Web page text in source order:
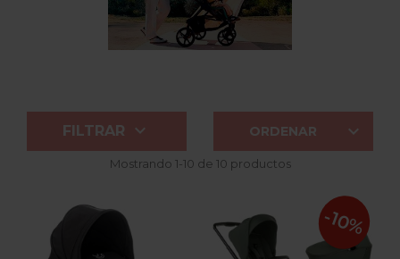
ORDENAR 
FILTRAR 
Mostrando 1-10 de 10 productos
-10%